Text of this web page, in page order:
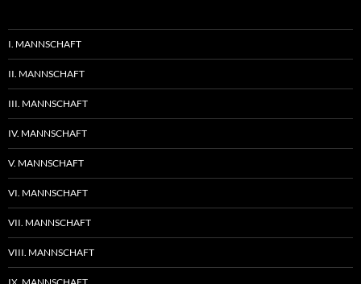
I. MANNSCHAFT
II. MANNSCHAFT
III. MANNSCHAFT
IV. MANNSCHAFT
V. MANNSCHAFT
VI. MANNSCHAFT
VII. MANNSCHAFT
VIII. MANNSCHAFT